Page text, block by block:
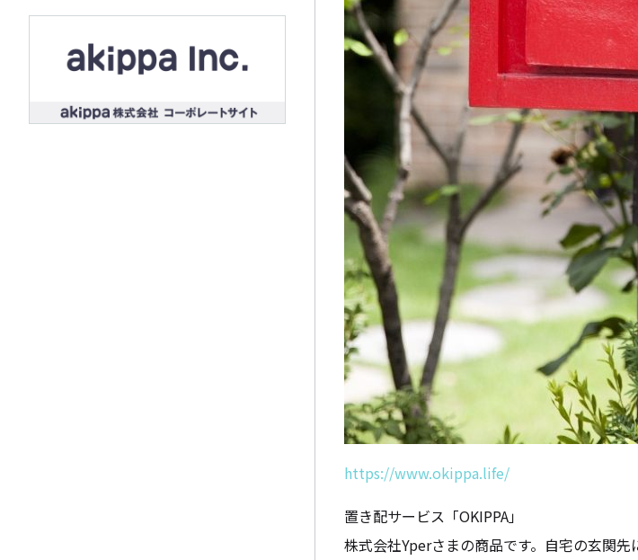
https://www.okippa.life/
置き配サービス「OKIPPA」
株式会社Yperさまの商品です。自宅の玄関